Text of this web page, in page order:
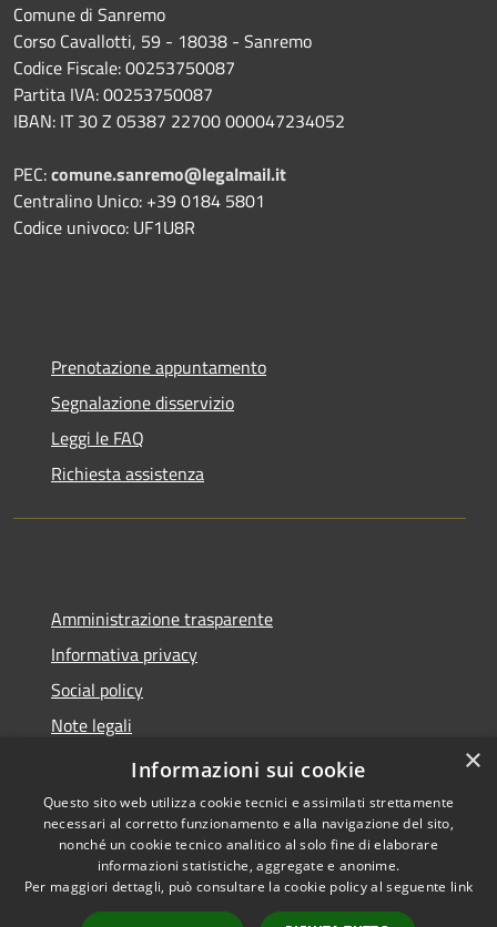
Comune di Sanremo
Corso Cavallotti, 59 - 18038 - Sanremo
Codice Fiscale: 00253750087
Partita IVA: 00253750087
IBAN: IT 30 Z 05387 22700 000047234052
PEC:comune.sanremo@legalmail.it
Centralino Unico: +39 0184 5801
Codice univoco: UF1U8R
Prenotazione appuntamento
Segnalazione disservizio
Leggi le FAQ
Richiesta assistenza
Amministrazione trasparente
Informativa privacy
Social policy
Note legali
Dichiarazione di accessibilità
Accessibilità
Copyright © 2026 • Comune di
Sanremo • Powered by
×
Informazioni sui cookie
Questo sito web utilizza cookie tecnici e assimilati strettamente
necessari al corretto funzionamento e alla navigazione del sito,
nonché un cookie tecnico analitico al solo fine di elaborare
informazioni statistiche, aggregate e anonime.
Per maggiori dettagli, può consultare la cookie policy al seguente link